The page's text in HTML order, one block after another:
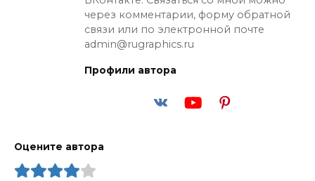
через комментарии, форму обратной
связи или по электронной почте
admin@rugraphics.ru
Профили автора
Оцените автора